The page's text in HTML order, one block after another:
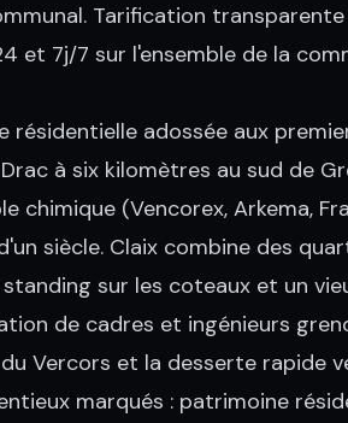
Tarification
et 7j/7 sur l'ensemble de la
résidentielle adossée aux
à six kilomètres au sud de
chimique (Vencorex, Arkema,
siècle. Claix combine des
sur les coteaux et un
de cadres et ingénieurs
Vercors et la desserte rapide
marqués : patrimoine